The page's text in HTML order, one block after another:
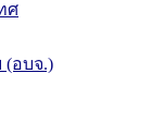
ศ
(อบจ.)